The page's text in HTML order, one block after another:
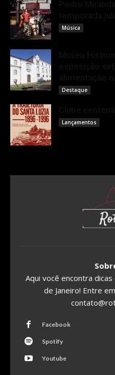
Música
Destaque
Lançamentos
Aqui você encontra
de Janeiro! Entre
Facebook
Spotify
Youtube